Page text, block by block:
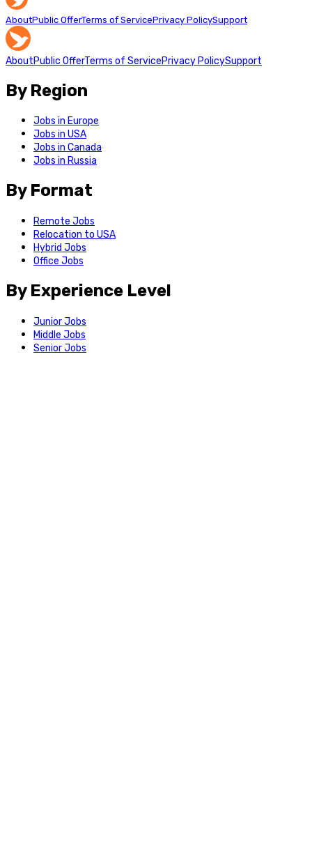
AboutPublic OfferTerms of ServicePrivacy PolicySupport
AboutPublic OfferTerms of ServicePrivacy PolicySupport
By Region
Jobs in Europe
Jobs in USA
Jobs in Canada
Jobs in Russia
By Format
Remote Jobs
Relocation to USA
Hybrid Jobs
Office Jobs
By Experience Level
Junior Jobs
Middle Jobs
Senior Jobs